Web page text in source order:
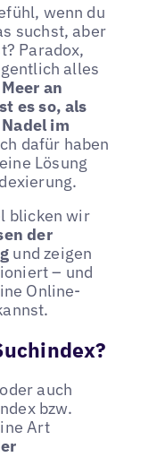
wenn du
suchst, aber
Paradox,
alles
an
es so, als
im
dafür haben
Lösung
blicken wir
der
und zeigen
– und
Online-
auch
bzw.
Art